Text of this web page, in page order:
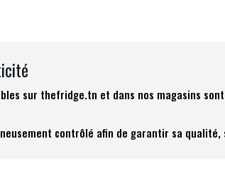
sur thefridge.tn et dans nos magasins
contrôlé afin de garantir sa